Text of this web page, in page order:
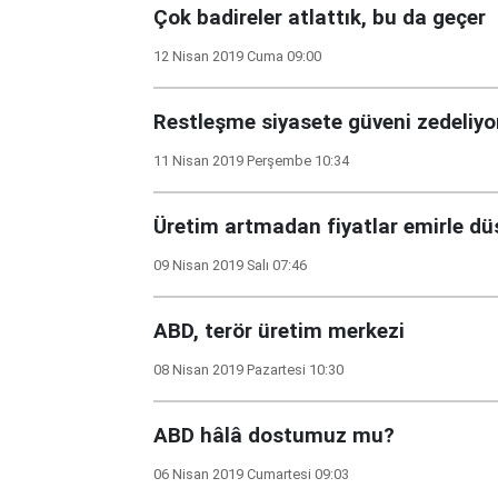
Çok badireler atlattık, bu da geçer
12 Nisan 2019 Cuma 09:00
Restleşme siyasete güveni
11 Nisan 2019 Perşembe 10:34
Üretim artmadan fiyatlar emirle
09 Nisan 2019 Salı 07:46
ABD, terör üretim merkezi
08 Nisan 2019 Pazartesi 10:30
ABD hâlâ dostumuz mu?
06 Nisan 2019 Cumartesi 09:03